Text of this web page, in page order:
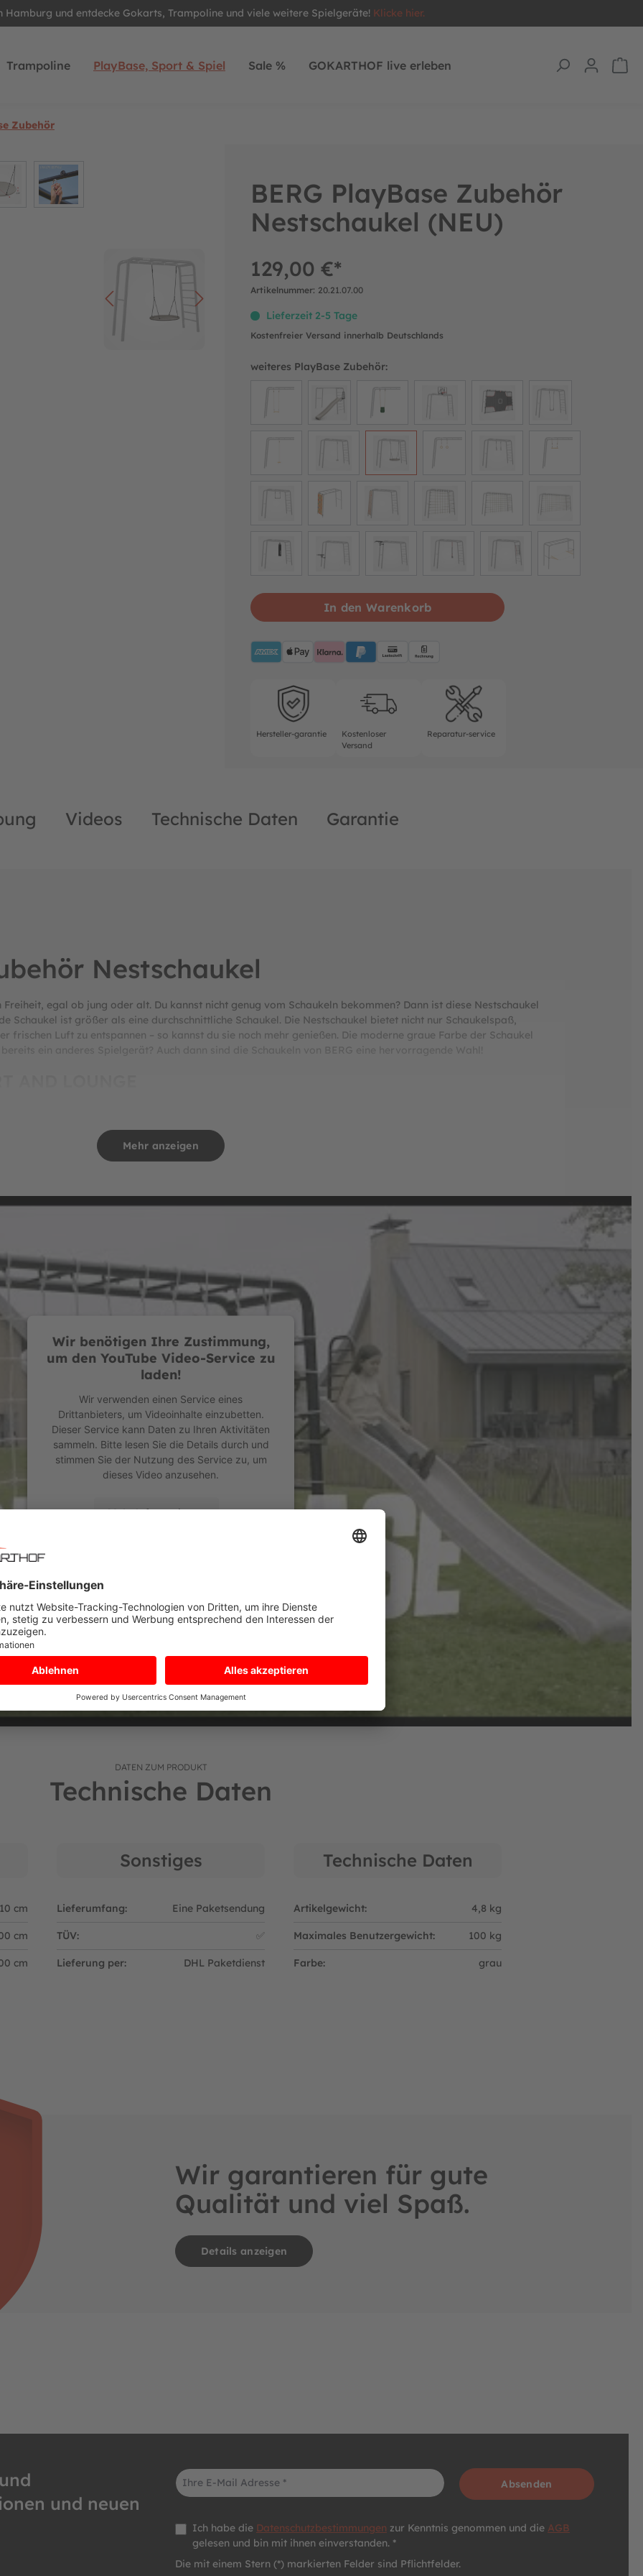
Hamburg und entdecke Gokarts, Trampoline und viele weitere Spielgeräte! Klicke hier.
Trampoline PlayBase, Sport & Spiel Sale % GOKARTHOF live erleben
Zubehör
BERG PlayBase Zubehör
Nestschaukel (NEU)
129,00 €*
Artikelnummer: 20.21.07.00
Lieferzeit 2-5 Tage
Kostenfreier Versand innerhalb Deutschlands
weiteres PlayBase Zubehör:
In den Warenkorb
ApplePayKlarna PayPalBlueLastschrift
Hersteller-garantie
Hersteller-garantie
Kostenloser Versand
Kostenloser
Versand
Reparatur-service
Reparatur-service
Videos Technische Daten Garantie
Nestschaukel
egal ob jung oder alt. Du kannst nicht genug vom Schaukeln bekommen? Dann ist diese Nestschaukel
Schaukel ist größer als eine durchschnittliche Schaukel. Die Nestschaukel bietet nicht nur Schaukelspaß,
frischen Luft zu entspannen – so kannst du sie noch mehr genießen. Die moderne graue Farbe der Schaukel
ihren robusten Seilen und den Karabinern an deiner PlayBase befestigen.
Nestschaukel wählen?
Gewicht von 150 kg. Der weiche Rand sorgt zusätzlich für Komfort und Sicherheit.
ausreichend Platz und Tragkraft für ein oder zwei Kinder, um gemeinsam zu schaukeln oder zu entspannen.
Materialien gefertigt, geeignet für alle Jahreszeiten.
leicht auf verschiedene Höhen einstellen lassen.
PlayBase anzubringen und abzunehmen, für sofortigen Spaß.
von 65 cm.
eine Kombination aus Komfort, Sicherheit und Spielspaß nach Hause – die perfekte Ergänzung für deine
das im Titel genannte Zubehör.
09094642
Mehr anzeigen
Wir benötigen Ihre Zustimmung,
um den YouTube Video-Service zu
laden!
Wir verwenden einen Service eines
Drittanbieters, um Videoinhalte einzubetten.
Dieser Service kann Daten zu Ihren Aktivitäten
sammeln. Bitte lesen Sie die Details durch und
stimmen Sie der Nutzung des Service zu, um
dieses Video anzusehen.
Mehr Informationen
DATEN ZUM PRODUKT
Technische Daten
cm
cm
cm
Sonstiges
Lieferumfang: Eine Paketsendung
TÜV: ✅
Lieferung per: DHL Paketdienst
Technische Daten
Artikelgewicht: 4,8 kg
Maximales Benutzergewicht: 100 kg
Farbe: grau
Wir garantieren für gute
Qualität und viel Spaß.
Details anzeigen
und neuen
E-Mail-Adresse*
Absenden
Datenschutz *
Ich habe die Datenschutzbestimmungen zur Kenntnis genommen und die AGB
gelesen und bin mit ihnen einverstanden. *
Die mit einem Stern (*) markierten Felder sind Pflichtfelder.